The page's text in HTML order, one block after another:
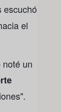
escuchó
el
un